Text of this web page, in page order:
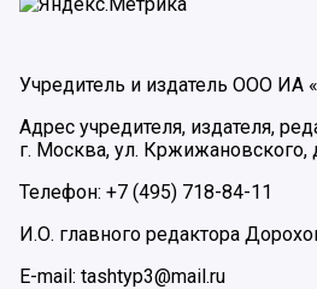
Учредитель и издатель ООО ИА
Адрес учредителя, издателя,
г. Москва, ул. Кржижановского,
Телефон: +7 (495) 718-84-11
И.О. главного редактора
E-mail: tashtyp3@mail.ru